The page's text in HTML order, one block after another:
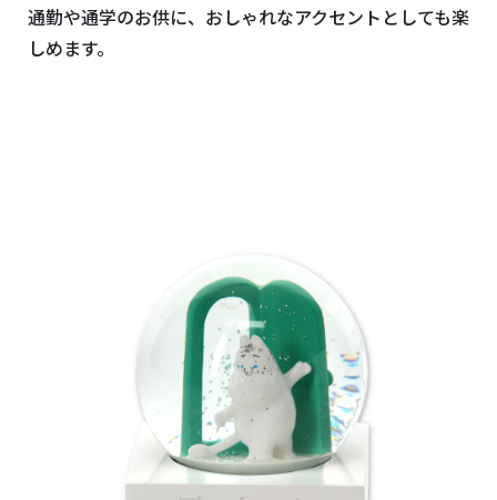
通勤や通学のお供に、おしゃれなアクセントとしても楽
しめます。